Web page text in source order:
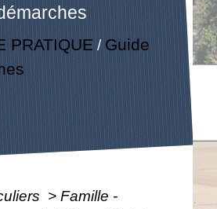
PRATIQUE / Guide
> Famille -